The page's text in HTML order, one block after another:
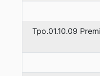
Tpo.01.10.09